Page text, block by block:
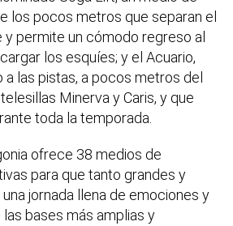
los pocos metros que separan el
y permite un cómodo regreso al
los esquíes; y el Acuario,
las pistas, a pocos metros del
Minerva y Caris, y que
toda la temporada.
ofrece 38 medios de
para que tanto grandes y
jornada llena de emociones y
las bases más amplias y